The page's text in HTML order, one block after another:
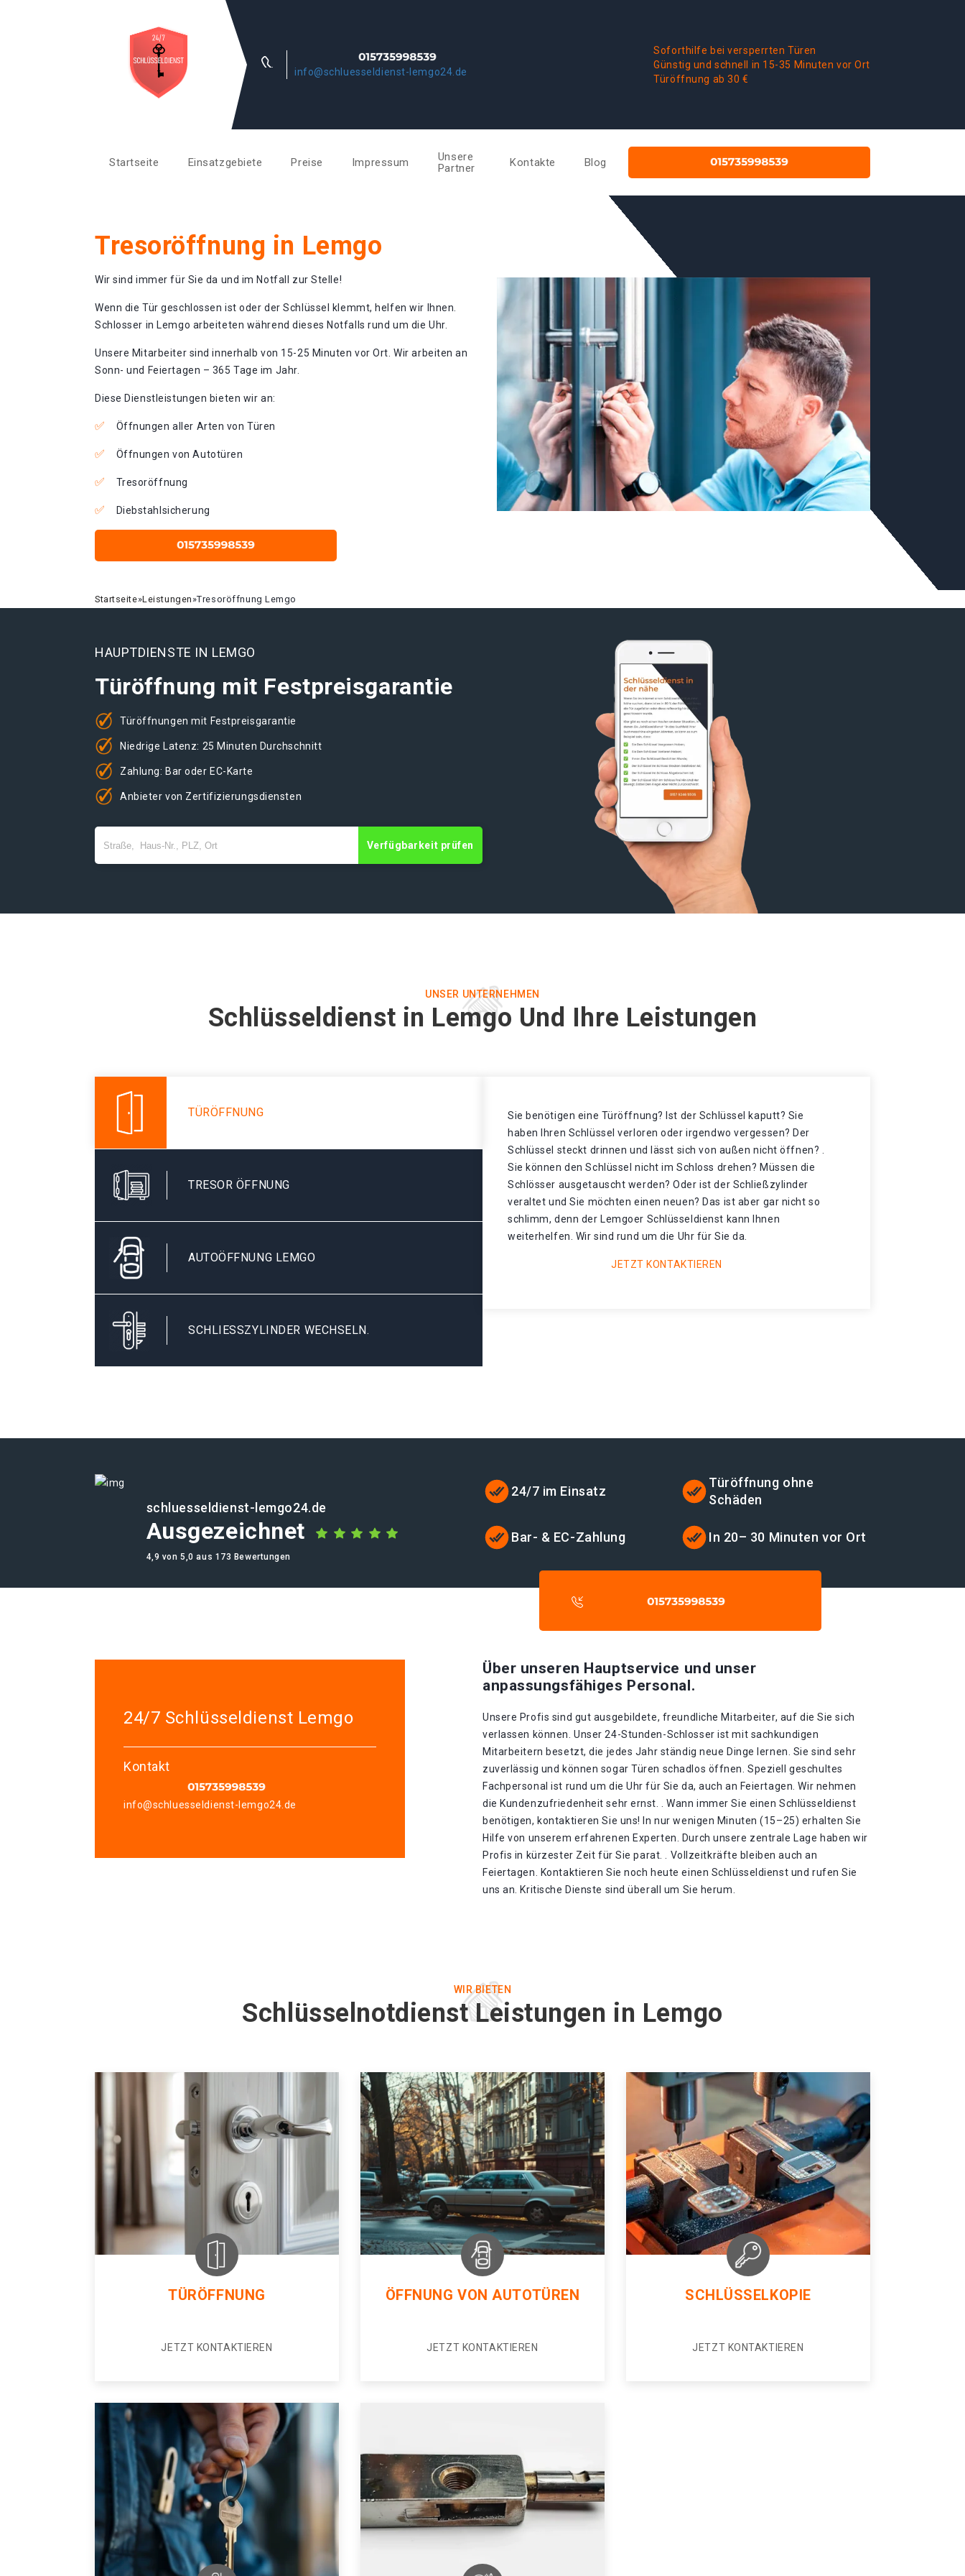
info@schluesseldienst-lemgo24.de
Soforthilfe bei versperrten Türen
Günstig und schnell in 15-35 Minuten vor Ort
Türöffnung ab 30 €
Startseite Einsatzgebiete Preise Impressum
Unsere
Partner
Kontakte Blog
Tresoröffnung in Lemgo
Wir sind immer für Sie da und im Notfall zur Stelle!
Wenn die Tür geschlossen ist oder der Schlüssel klemmt, helfen wir Ihnen.
Schlosser in Lemgo arbeiteten während dieses Notfalls rund um die Uhr.
Unsere Mitarbeiter sind innerhalb von 15-25 Minuten vor Ort. Wir arbeiten an
Sonn- und Feiertagen – 365 Tage im Jahr.
Diese Dienstleistungen bieten wir an:
Öffnungen aller Arten von Türen
Öffnungen von Autotüren
Tresoröffnung
Diebstahlsicherung
Startseite»Leistungen»Tresoröffnung Lemgo
HAUPTDIENSTE IN LEMGO
Türöffnung mit Festpreisgarantie
Türöffnungen mit Festpreisgarantie
Niedrige Latenz: 25 Minuten Durchschnitt
Zahlung: Bar oder EC-Karte
Anbieter von Zertifizierungsdiensten
Verfügbarkeit prüfen
UNSER UNTERNEHMEN
Schlüsseldienst in Lemgo Und Ihre Leistungen
TÜRÖFFNUNG
TRESOR ÖFFNUNG
AUTOÖFFNUNG LEMGO
SCHLIESSZYLINDER WECHSELN.
Sie benötigen eine Türöffnung? Ist der Schlüssel kaputt? Sie
haben Ihren Schlüssel verloren oder irgendwo vergessen? Der
Schlüssel steckt drinnen und lässt sich von außen nicht öffnen? .
Sie können den Schlüssel nicht im Schloss drehen? Müssen die
Schlösser ausgetauscht werden? Oder ist der Schließzylinder
veraltet und Sie möchten einen neuen? Das ist aber gar nicht so
schlimm, denn der Lemgoer Schlüsseldienst kann Ihnen
weiterhelfen. Wir sind rund um die Uhr für Sie da.
JETZT KONTAKTIEREN
schluesseldienst-lemgo24.de
Ausgezeichnet
4,9 von 5,0 aus 173 Bewertungen
24/7 im Einsatz
Türöffnung ohne
Schäden
Bar- & EC-Zahlung In 20– 30 Minuten vor Ort
24/7 Schlüsseldienst Lemgo
Kontakt
info@schluesseldienst-lemgo24.de
Über unseren Hauptservice und unser
anpassungsfähiges Personal.
Unsere Profis sind gut ausgebildete, freundliche Mitarbeiter, auf die Sie sich
verlassen können. Unser 24-Stunden-Schlosser ist mit sachkundigen
Mitarbeitern besetzt, die jedes Jahr ständig neue Dinge lernen. Sie sind sehr
zuverlässig und können sogar Türen schadlos öffnen. Speziell geschultes
Fachpersonal ist rund um die Uhr für Sie da, auch an Feiertagen. Wir nehmen
die Kundenzufriedenheit sehr ernst. . Wann immer Sie einen Schlüsseldienst
benötigen, kontaktieren Sie uns! In nur wenigen Minuten (15–25) erhalten Sie
Hilfe von unserem erfahrenen Experten. Durch unsere zentrale Lage haben wir
Profis in kürzester Zeit für Sie parat. . Vollzeitkräfte bleiben auch an
Feiertagen. Kontaktieren Sie noch heute einen Schlüsseldienst und rufen Sie
uns an. Kritische Dienste sind überall um Sie herum.
WIR BIETEN
Schlüsselnotdienst Leistungen in Lemgo
TÜRÖFFNUNG
JETZT KONTAKTIEREN
ÖFFNUNG VON AUTOTÜREN
JETZT KONTAKTIEREN
SCHLÜSSELKOPIE
JETZT KONTAKTIEREN